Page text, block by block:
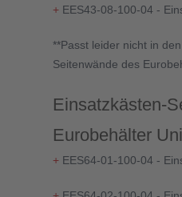
+ EES43-08-100-04 -
**Passt leider nicht in
Seitenwände des
Einsatzkästen-
Eurobehälter
+ EES64-01-100-04 -